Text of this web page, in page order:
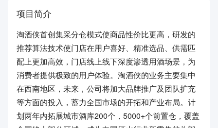
项目简介
淘酒侠首创集采分仓模式使商品性价比更高，研发的
推荐算法技术使门店在用户喜好、精准选品、供需匹
配上更加高效，门店线上线下深度渗透用酒场景，为
消费者提供极致的用户体验。淘酒侠的业务主要集中
在西南地区，未来，公司将加大品牌推广及团队扩充
等方面的投入，蓄力全国市场的开拓和产业布局。计
划两年内拓展城市酒库200个，5000+个前置仓，覆盖